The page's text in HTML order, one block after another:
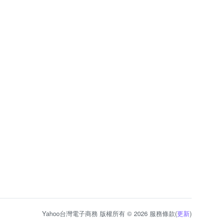
Yahoo台灣電子商務 版權所有 © 2026 服務條款(更新)